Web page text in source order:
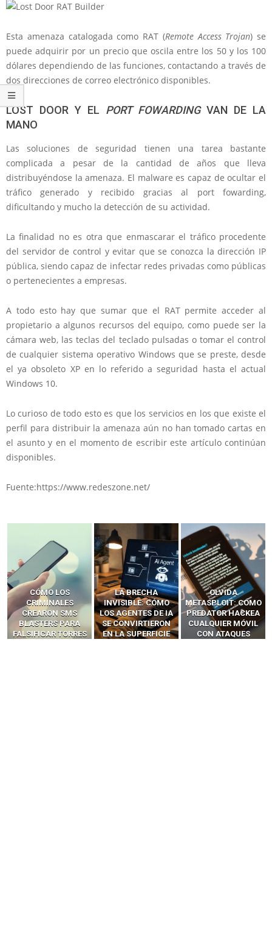
Esta amenaza catalogada como RAT (Remote Access Trojan) se
puede adquirir por un precio que oscila entre los 50 y los 100
dólares dependiendo de las funciones, contactando a través de
dos direcciones de correo electrónico disponibles.
LOST DOOR Y EL PORT FOWARDINGVAN DE LA
MANO
Las soluciones de seguridad tienen una tarea bastante
complicada a pesar de la cantidad de años que lleva
distribuyéndose la amenaza. El malware es capaz de ocultar el
tráfico generado y recibido gracias al port fowarding,
dificultando y mucho la detección de su actividad.
La finalidad no es otra que enmascarar el tráfico procedente
del servidor de control y evitar que se conozca la dirección IP
pública, siendo capaz de infectar redes privadas como públicas
o pertenecientes a empresas.
A todo esto hay que sumar que el RAT permite acceder al
propietario a algunos recursos del equipo, como puede ser la
cámara web, las teclas del teclado pulsadas o tomar el control
de cualquier sistema operativo Windows que se preste, desde
el ya obsoleto XP en lo referido a seguridad hasta el actual
Windows 10.
Lo curioso de todo esto es que los servicios en los que existe el
perfil para distribuir la amenaza aún no han tomado cartas en
el asunto y en el momento de escribir este artículo continúan
disponibles.
Fuente:https://www.redeszone.net/
LA BRECHA
INVISIBLE: CÓMO
LOS AGENTES DE IA
SE CONVIRTIERON
EN LA SUPERFICIE
OLVIDA
METASPLOIT: CÓMO
PREDATOR HACKEA
CUALQUIER MÓVIL
CON ATAQUES
CÓMO LOS HACKERS
INTERCEPTAN OTPS
Y LLAMADAS
MÓVILES SIN
‘HACKEAR’ — EL